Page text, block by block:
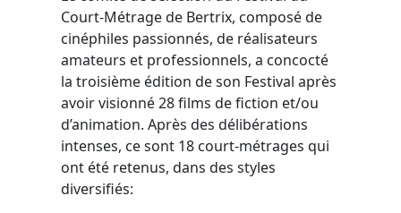
Court-Métrage de Bertrix, composé de
cinéphiles passionnés, de réalisateurs
amateurs et professionnels, a concocté
la troisième édition de son Festival après
avoir visionné 28 films de fiction et/ou
d’animation. Après des délibérations
intenses, ce sont 18 court-métrages qui
ont été retenus, dans des styles
diversifiés: